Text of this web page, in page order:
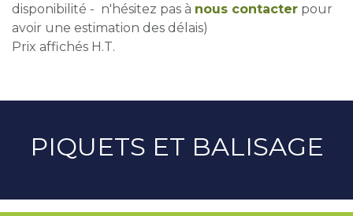
disponibilité - n'hésitez pas à nous contacter pour
avoir une estimation des délais)
Prix affichés H.T.
PIQUETS ET BALISAGE